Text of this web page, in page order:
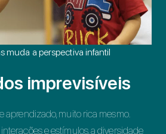
muda a perspectiva infantil
imprevisíveis
aprendizado, muito rica mesmo.
e estímulos, a diversidade